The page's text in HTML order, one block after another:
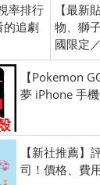
率排行
的追劇
【最新
物、獅
國限定
【Pokemon
夢 iPhone 手機
【新社推薦】
司！價格、費